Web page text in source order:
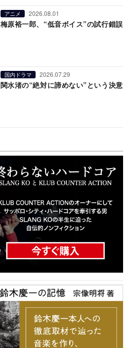
アニメ 2026.08.01
梅原裕一郎、“低音ボイス”の試行錯誤
国内ドラマ 2026.07.29
関水渚の“絶対に諦めない”という決意